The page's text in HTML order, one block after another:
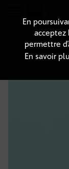
7 août 2024 à 9h59,
En
acceptez
permettre
En savoir